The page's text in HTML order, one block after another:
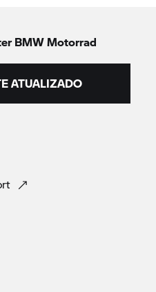
BMW Motorrad
ATUALIZADO